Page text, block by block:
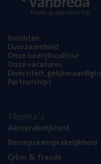
Inzich­ten
Duur­zaam­heid
Onze bedrijfs­cul­tuur
Onze vaca­tu­res
Diver­si­teit,
Part­ner­ships
Aan­spra­ke­lijk­heid
Beroeps­aan­spra­ke­lijk­heid
Cyber& fraude